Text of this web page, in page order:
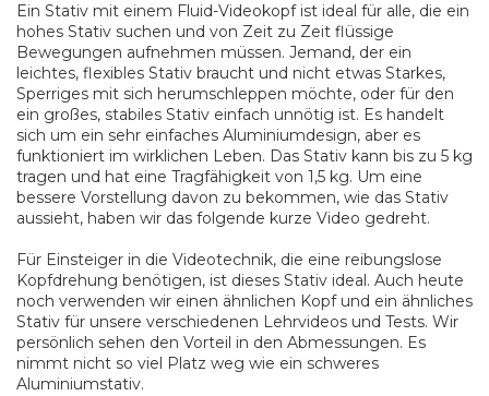
Ein Stativ mit einem Fluid-Videokopf ist ideal für alle, die ein
hohes Stativ suchen und von Zeit zu Zeit flüssige
Bewegungen aufnehmen müssen. Jemand, der ein
leichtes, flexibles Stativ braucht und nicht etwas Starkes,
Sperriges mit sich herumschleppen möchte, oder für den
ein großes, stabiles Stativ einfach unnötig ist. Es handelt
sich um ein sehr einfaches Aluminiumdesign, aber es
funktioniert im wirklichen Leben. Das Stativ kann bis zu 5 kg
tragen und hat eine Tragfähigkeit von 1,5 kg. Um eine
bessere Vorstellung davon zu bekommen, wie das Stativ
aussieht, haben wir das folgende kurze Video gedreht.
Für Einsteiger in die Videotechnik, die eine reibungslose
Kopfdrehung benötigen, ist dieses Stativ ideal. Auch heute
noch verwenden wir einen ähnlichen Kopf und ein ähnliches
Stativ für unsere verschiedenen Lehrvideos und Tests. Wir
persönlich sehen den Vorteil in den Abmessungen. Es
nimmt nicht so viel Platz weg wie ein schweres
Aluminiumstativ.